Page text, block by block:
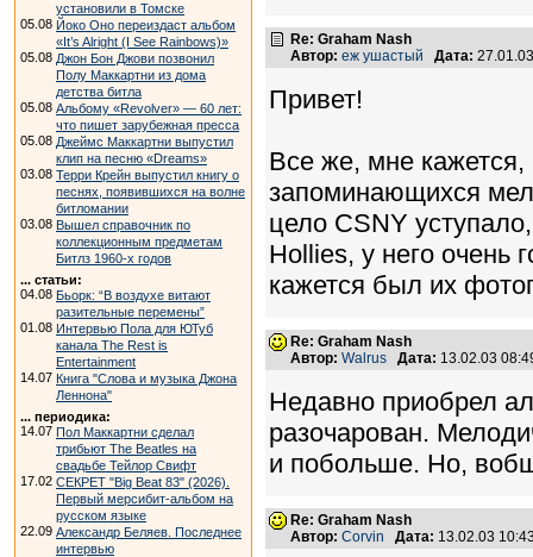
установили в Томске
05.08 Йоко Оно переиздаст альбом
«It’s Alright (I See Rainbows)»
05.08 Джон Бон Джови позвонил
Полу Маккартни из дома
детства битла
05.08 Альбому «Revolver» — 60 лет:
что пишет зарубежная пресса
05.08 Джеймс Маккартни выпустил
клип на песню «Dreams»
03.08 Терри Крейн выпустил книгу о
песнях, появившихся на волне
битломании
03.08 Вышел справочник по
коллекционным предметам
Битлз 1960-х годов
... статьи:
04.08 Бьорк: “В воздухе витают
разительные перемены”
01.08 Интервью Пола для ЮТуб
канала The Rest is
Entertainment
14.07 Книга "Слова и музыка Джона
Леннона"
... периодика:
14.07 Пол Маккартни сделал
трибьют The Beatles на
свадьбе Тейлор Свифт
17.02 СЕКРЕТ "Big Beat 83" (2026).
Первый мерсибит-альбом на
русском языке
22.09 Александр Беляев. Последнее
интервью
Re: Graham Nash
Автор: еж ушастый Дата:
Привет!
Все же, мне
запоминающихся
цело CSNY
Hollies, у него очень
кажется был их
Re: Graham Nash
Автор: Walrus Дата: 13.02.03
Недавно приобрел
разочарован.
и побольше. Но,
Re: Graham Nash
Автор: Corvin Дата: 13.02.03